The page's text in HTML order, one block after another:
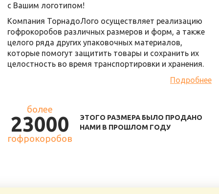
с Вашим логотипом!
Компания ТорнадоЛого осуществляет реализацию
гофрокоробов различных размеров и форм, а также
целого ряда других упаковочных материалов,
которые помогут защитить товары и сохранить их
целостность во время транспортировки и хранения.
Подробнее
более
23000
гофрокоробов
ЭТОГО РАЗМЕРА БЫЛО ПРОДАНО
НАМИ В ПРОШЛОМ ГОДУ